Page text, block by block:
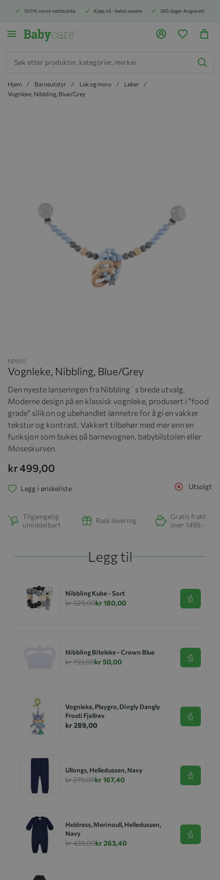
100% norsk nettbutikk Kjøp nå - betal senere 365 dager Angrerett
Hjem Barneutstyr Lek og moro
Leker
Vognleke, Nibbling, Blue/Grey
NP001
Vognleke, Nibbling, Blue/Grey
Den nyeste lanseringen fra Nibbling`s brede utvalg.
Moderne design på en klassisk vognleke, produsert i "food
grade" silikon og ubehandlet lønnetre for å gi en vakker
tekstur og kontrast. Vakkert tilbehør med mer enn en
funksjon som bukes på barnevognen. babybilstolen eller
Moseskurven.
kr 499,00
Utsolgt
Legg i ønskeliste
Tilgjengelig
umiddelbart
Rask levering
Gratis frakt
over 1499,-
Legg til
Nibbling Kube - Sort
kr 329,00kr 180,00 Se
Nibbling Biteleke - Crown Blue
kr 159,00kr 50,00 Se
Vognleke, Playgro, Dingly Dangly
Frosti Fjellrev
kr 289,00
Se
Ullongs, Helledussen, Navy
kr 279,00kr 167,40 Se
Heldress, Merinoull, Helledussen,
Navy
kr 439,00kr 263,40
Se